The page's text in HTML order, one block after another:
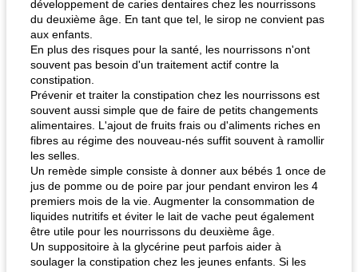
développement de caries dentaires chez les nourrissons
du deuxième âge. En tant que tel, le sirop ne convient pas
aux enfants.
En plus des risques pour la santé, les nourrissons n'ont
souvent pas besoin d'un traitement actif contre la
constipation.
Prévenir et traiter la constipation chez les nourrissons est
souvent aussi simple que de faire de petits changements
alimentaires. L'ajout de fruits frais ou d'aliments riches en
fibres au régime des nouveau-nés suffit souvent à ramollir
les selles.
Un remède simple consiste à donner aux bébés 1 once de
jus de pomme ou de poire par jour pendant environ les 4
premiers mois de la vie. Augmenter la consommation de
liquides nutritifs et éviter le lait de vache peut également
être utile pour les nourrissons du deuxième âge.
Un suppositoire à la glycérine peut parfois aider à
soulager la constipation chez les jeunes enfants. Si les